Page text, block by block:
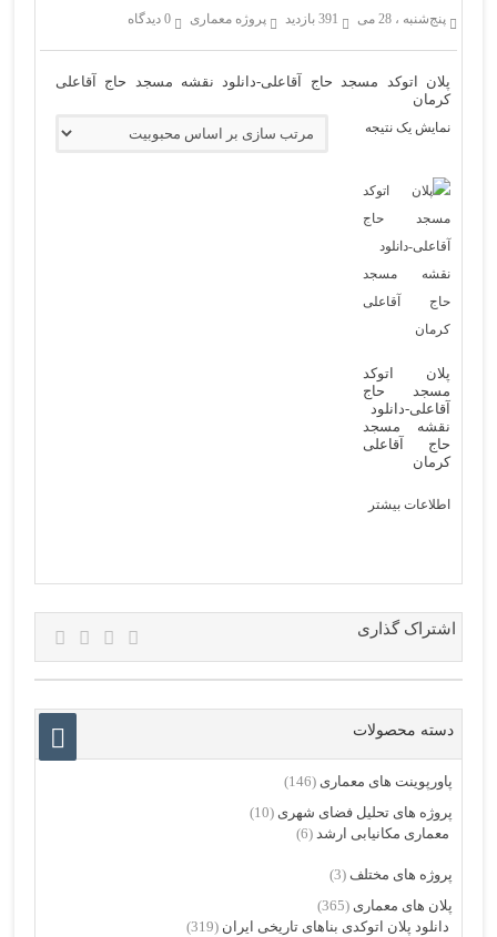
پنج‌شنبه ، 28 می 391 بازدید پروژه معماری 0 دیدگاه
پلان اتوکد مسجد حاج آقاعلی-دانلود نقشه مسجد حاج آقاعلی
کرمان
نمایش یک نتیجه
پلان اتوکد
مسجد حاج
آقاعلی-دانلود
نقشه مسجد
حاج آقاعلی
کرمان
اطلاعات بیشتر
اشتراک گذاری
دسته محصولات
پاورپوینت های معماری (146)
پروژه های تحلیل فضای شهری (10)
معماری مکانیابی ارشد (6)
پروژه های مختلف (3)
پلان های معماری (365)
دانلود پلان اتوکدی بناهای تاریخی ایران (319)